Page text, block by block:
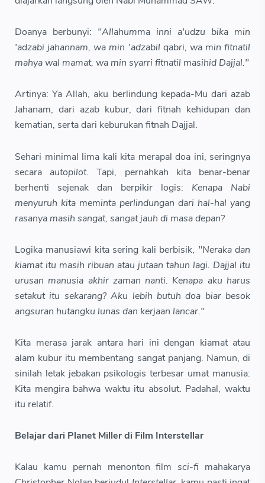
Doanya berbunyi: "Allahumma inni a'udzu bika min
'adzabi jahannam, wa min 'adzabil qabri, wa min fitnatil
mahya wal mamat, wa min syarri fitnatil masihid Dajjal."
Artinya: Ya Allah, aku berlindung kepada-Mu dari azab
Jahanam, dari azab kubur, dari fitnah kehidupan dan
kematian, serta dari keburukan fitnah Dajjal.
Sehari minimal lima kali kita merapal doa ini, seringnya
secaraautopilot. Tapi, pernahkah kita benar-benar
berhenti sejenak dan berpikir logis: Kenapa Nabi
menyuruh kita meminta perlindungan dari hal-hal yang
rasanya masih sangat, sangat jauh di masa depan?
Logika manusiawi kita sering kali berbisik, "Neraka dan
kiamat itu masih ribuan atau jutaan tahun lagi. Dajjal itu
urusan manusia akhir zaman nanti. Kenapa aku harus
setakut itu sekarang? Aku lebih butuh doa biar besok
angsuran hutangku lunas dan kerjaan lancar."
Kita merasa jarak antara hari ini dengan kiamat atau
alam kubur itu membentang sangat panjang. Namun, di
sinilah letak jebakan psikologis terbesar umat manusia:
Kita mengira bahwa waktu itu absolut. Padahal, waktu
itu relatif.
Belajar dari Planet Miller di Film Interstellar
Kalau kamu pernah menonton filmsci-fi mahakarya